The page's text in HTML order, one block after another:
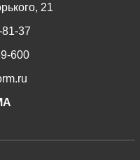
21
37
600